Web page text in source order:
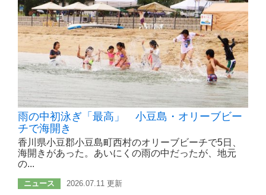
雨の中初泳ぎ「最高」 小豆島・オリーブビー
チで海開き
香川県小豆郡小豆島町西村のオリーブビーチで5日、
海開きがあった。あいにくの雨の中だったが、地元
の...
ニュース 2026.07.11 更新